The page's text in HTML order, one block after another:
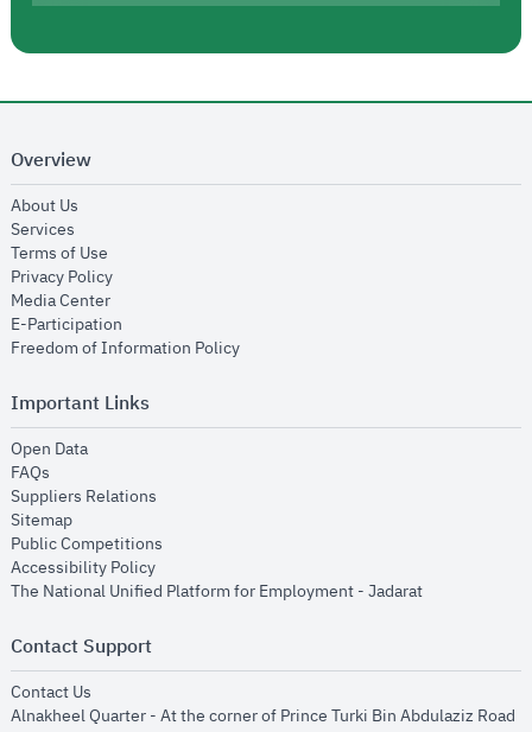
Overview
About Us
Services
Terms of Use
Privacy Policyopens in new window
Media Centeropens in new window
E-Participation
Freedom of Information Policyopens in new window
Important Links
Open Dataopens in new window
FAQs
Suppliers Relations
Sitemapopens in new window
Public Competitions
Accessibility Policyopens in new window
The National Unified Platform for Employment - Jadaratopens in new
Contact Support
Contact Us
Alnakheel Quarter - At the corner of Prince Turki Bin Abdulaziz Road